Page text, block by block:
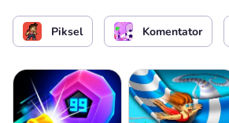
Trafiaj wrogów po lewej stronie
Piksel Komentator